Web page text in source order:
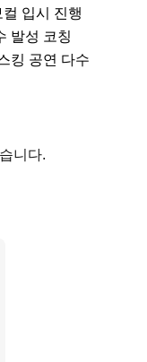
입시 진행
발성 코칭
킹 공연 다수
니다.